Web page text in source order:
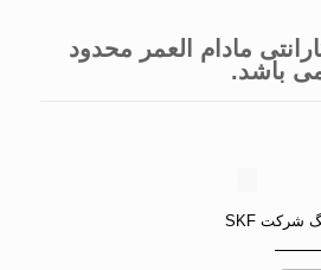
مادام العمر محدود